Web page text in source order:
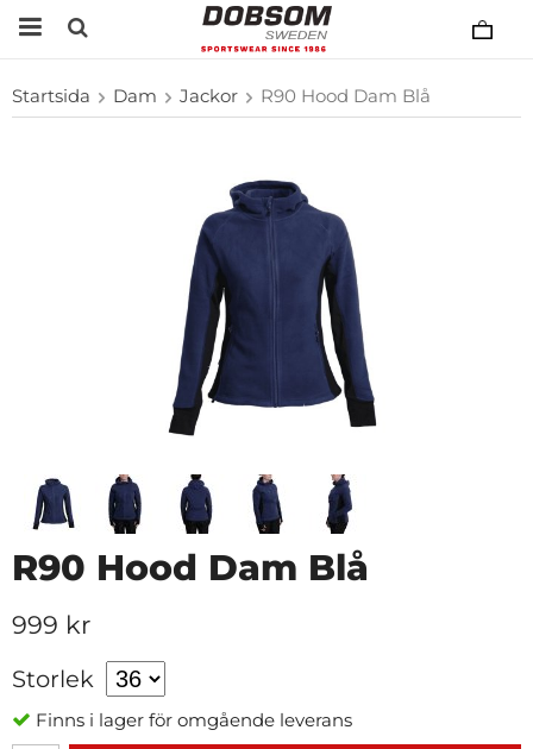
Startsida Dam Jackor R90 Hood Dam Blå
R90 Hood Dam Blå
999 kr
Storlek
Finns i lager för omgående leverans